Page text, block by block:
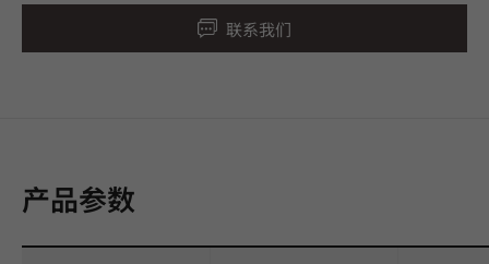
联系我们
产品参数